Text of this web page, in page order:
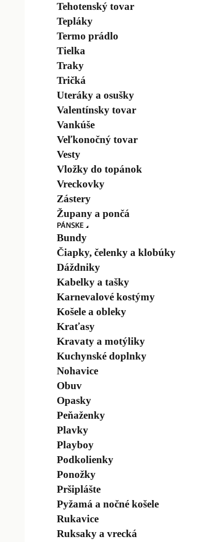
Tehotenský tovar
Tepláky
Termo prádlo
Tielka
Traky
Tričká
Uteráky a osušky
Valentínsky tovar
Vankúše
Veľkonočný tovar
Vesty
Vložky do topánok
Vreckovky
Zástery
Župany a pončá
Bundy
Čiapky, čelenky a klobúky
Dáždniky
Kabelky a tašky
Karnevalové kostýmy
Košele a obleky
Kraťasy
Kravaty a motýliky
Kuchynské doplnky
Nohavice
Obuv
Opasky
Peňaženky
Plavky
Playboy
Podkolienky
Ponožky
Pršiplášte
Pyžamá a nočné košele
Rukavice
Ruksaky a vrecká